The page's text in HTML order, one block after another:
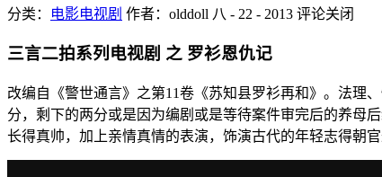
分类： 电影电视剧 作者：olddoll 八 - 22 - 2013 评论关闭
三言二拍系列电视剧 之 罗衫恩仇记
改编自《警世通言》之第11卷《苏知县罗衫再和》。法理
分，剩下的两分或是因为编剧或是等待案件审完后的养母
长得真帅，加上亲情真情的表演，饰演古代的年轻志得朝